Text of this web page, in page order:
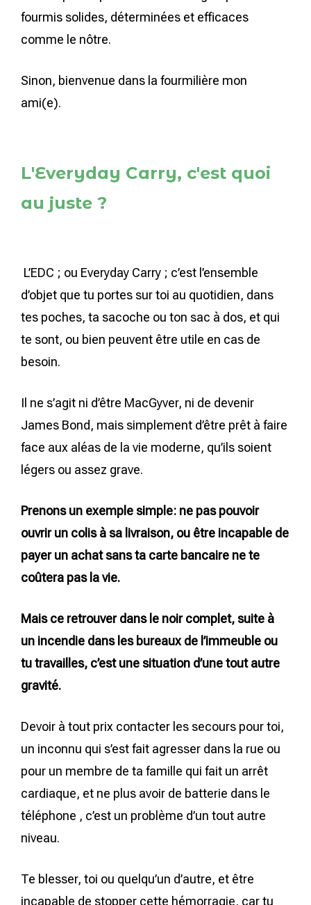
fourmis solides, déterminées et efficaces
comme le nôtre.
Sinon, bienvenue dans la fourmilière mon
ami(e).
L'Everyday Carry, c'est quoi
au juste ?
L’EDC ; ou Everyday Carry ; c’est l’ensemble
d’objet que tu portes sur toi au quotidien, dans
tes poches, ta sacoche ou ton sac à dos, et qui
te sont, ou bien peuvent être utile en cas de
besoin.
Il ne s’agit ni d’être MacGyver, ni de devenir
James Bond, mais simplement d’être prêt à faire
face aux aléas de la vie moderne, qu’ils soient
légers ou assez grave.
Prenons un exemple simple: ne pas pouvoir
ouvrir un colis à sa livraison, ou être incapable de
payer un achat sans ta carte bancaire ne te
coûtera pas la vie.
Mais ce retrouver dans le noir complet, suite à
un incendie dans les bureaux de l’immeuble ou
tu travailles, c’est une situation d’une tout autre
gravité.
Devoir à tout prix contacter les secours pour toi,
un inconnu qui s’est fait agresser dans la rue ou
pour un membre de ta famille qui fait un arrêt
cardiaque, et ne plus avoir de batterie dans le
téléphone , c’est un problème d’un tout autre
niveau.
Te blesser, toi ou quelqu’un d’autre, et être
incapable de stopper cette hémorragie, car tu